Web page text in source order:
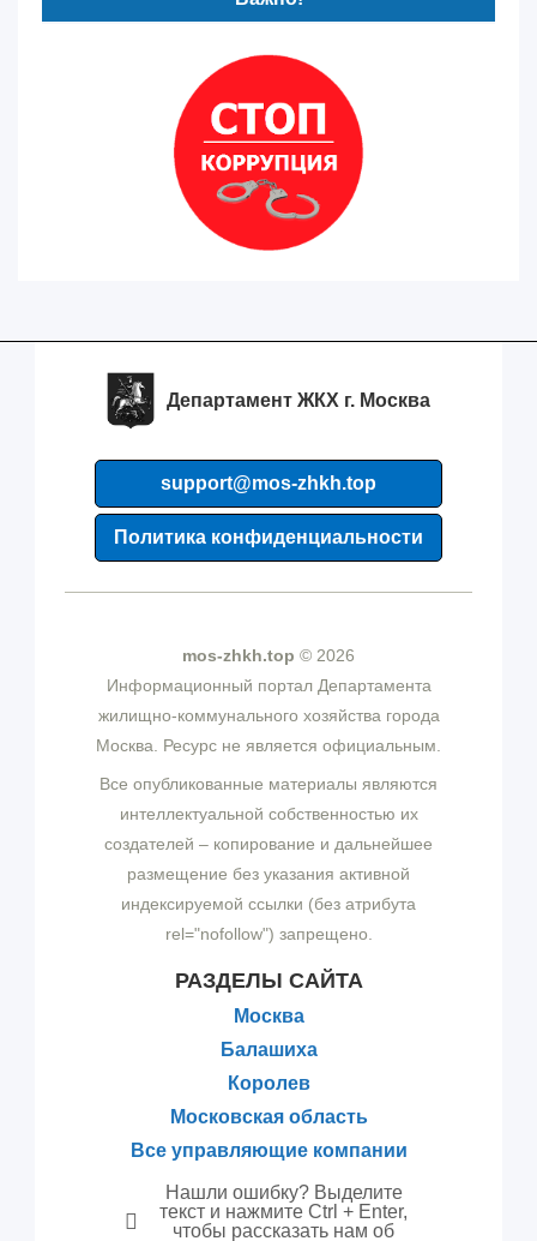
Департамент ЖКХ г. Москва
support@mos-zhkh.top
Политика конфиденциальности
mos-zhkh.top © 2026
Информационный портал Департамента
жилищно-коммунального хозяйства города
Москва. Ресурс не является официальным.
Все опубликованные материалы являются
интеллектуальной собственностью их
создателей – копирование и дальнейшее
размещение без указания активной
индексируемой ссылки (без атрибута
rel="nofollow") запрещено.
РАЗДЕЛЫ САЙТА
Москва
Балашиха
Королев
Московская область
Все управляющие компании
Нашли ошибку? Выделите
текст и нажмите Ctrl + Enter,
чтобы рассказать нам об